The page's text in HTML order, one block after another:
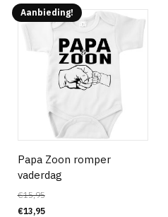
Aanbieding!
Papa Zoon romper
vaderdag
€15,95
€13,95